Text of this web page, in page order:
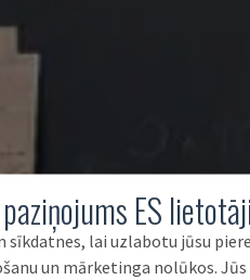
ES
sīkdatnes, lai uzlabotu jūsu
un mārketinga nolūkos.